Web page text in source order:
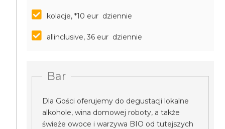
kolacje, *10 eur dziennie
allinclusive, 36 eur dziennie
Bar
Dla Gości oferujemy do degustacji lokalne
alkohole, wina domowej roboty, a także
świeże owoce i warzywa BIO od tutejszych